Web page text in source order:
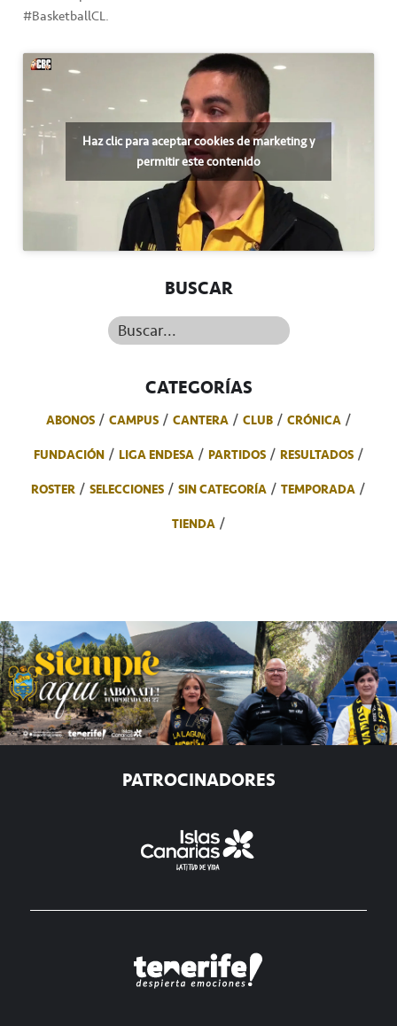
#BasketballCL.
Haz clic para aceptar cookies de marketing y
permitir este contenido
BUSCAR
Buscar...
CATEGORÍAS
ABONOS CAMPUS CANTERA CLUB
CRÓNICA
FUNDACIÓN
LIGA ENDESA PARTIDOS
RESULTADOS
ROSTER
SELECCIONES SIN CATEGORÍA
TEMPORADA
TIENDA
PATROCINADORES